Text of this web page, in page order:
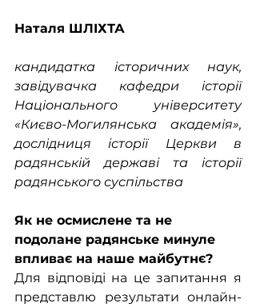
Наталя ШЛІХТА
кандидатка історичних наук,
завідувачка кафедри історії
Національного університету
«Києво-Могилянська академія»,
дослідниця історії Церкви в
радянській державі та історії
радянського суспільства
Як не осмислене та не
подолане радянське минуле
впливає на наше майбутнє?
Для відповіді на це запитання я
представлю результати онлайн-